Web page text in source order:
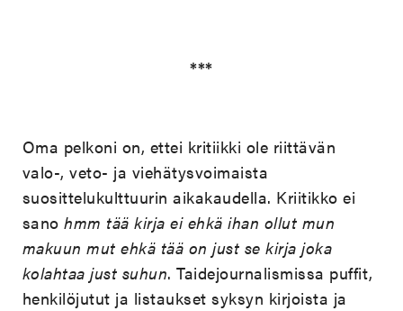
***
Oma pelkoni on, ettei kritiikki ole riittävän
valo-, veto- ja viehätysvoimaista
suosittelukulttuurin aikakaudella. Kriitikko ei
sanohmm tää kirja ei ehkä ihan ollut mun
makuun mut ehkä tää on just se kirja joka
kolahtaa just suhun. Taidejournalismissa puffit,
henkilöjutut ja listaukset syksyn kirjoista ja